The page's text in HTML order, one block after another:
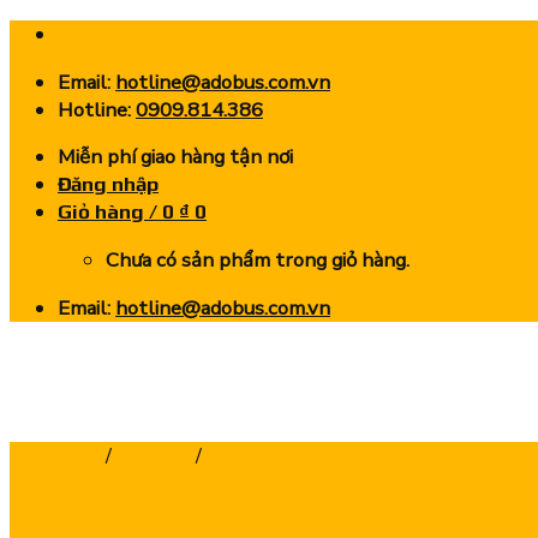
Skip
contentEmail: hotline@adobus.com.vn
Hotline:0909.814.386
Miễn phí giao hàng tận nơi
Đăng nhập
Giỏ hàng / 0 ₫ 0
Chưa có sản phẩm trong giỏ hàng.
Email: hotline@adobus.com.vn
/ /